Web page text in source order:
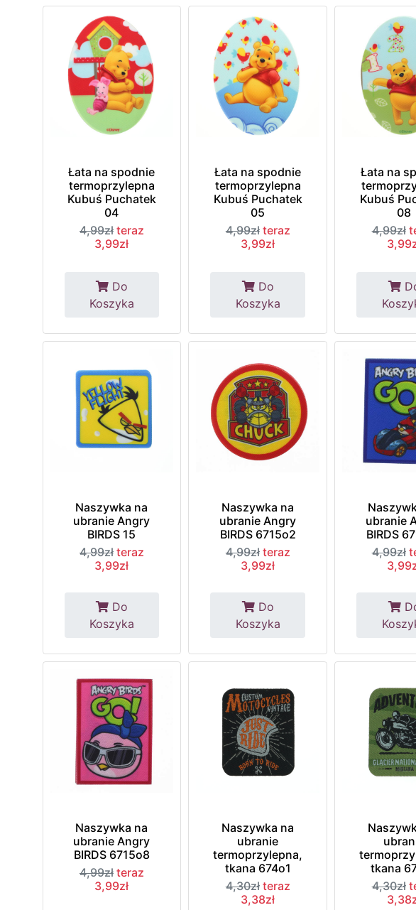
Łata na spodnie
termoprzylepna
Kubuś Puchatek
04
4,99zł teraz
3,99zł
Do
Koszyka
Łata na spodnie
termoprzylepna
Kubuś Puchatek
05
4,99zł teraz
3,99zł
Do
Koszyka
Łata na
Kubuś
08
4,99zł
Naszywka na
ubranie Angry
BIRDS 15
4,99zł teraz
3,99zł
Do
Koszyka
Naszywka na
ubranie Angry
BIRDS 6715o2
4,99zł teraz
3,99zł
Do
Koszyka
ubranie
BIRDS
4,99zł
Naszywka na
ubranie Angry
BIRDS 6715o8
4,99zł teraz
3,99zł
Naszywka na
ubranie
termoprzylepna,
tkana 674o1
4,30zł teraz
3,38zł
tkana
4,30zł